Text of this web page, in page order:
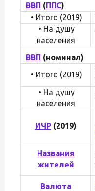
ВВП (ППС)
• Итого (2019)
• На душу
населения
ВВП (номинал)
• Итого (2019)
• На душу
населения
ИЧР(2019)
Названия
жителей
Валюта